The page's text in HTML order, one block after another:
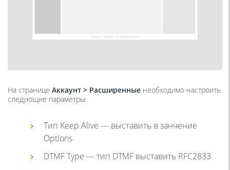
На странице Аккаунт > Расширенные необходимо настроить
следующие параметры:
Тип Keep Alive — выставить в занчение
Options
DTMF Type — тип DTMF выставить RFC2833